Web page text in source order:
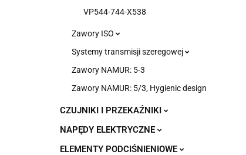
VP544-744-X538
Zawory ISO
Systemy transmisji szeregowej
Zawory NAMUR: 5-3
Zawory NAMUR: 5/3, Hygienic design
CZUJNIKI I PRZEKAŹNIKI
NAPĘDY ELEKTRYCZNE
ELEMENTY PODCIŚNIENIOWE